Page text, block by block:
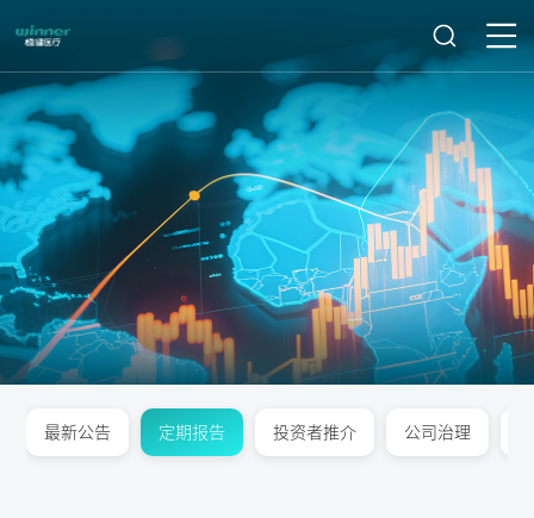
最新公告 定期报告 投资者推介 公司治理